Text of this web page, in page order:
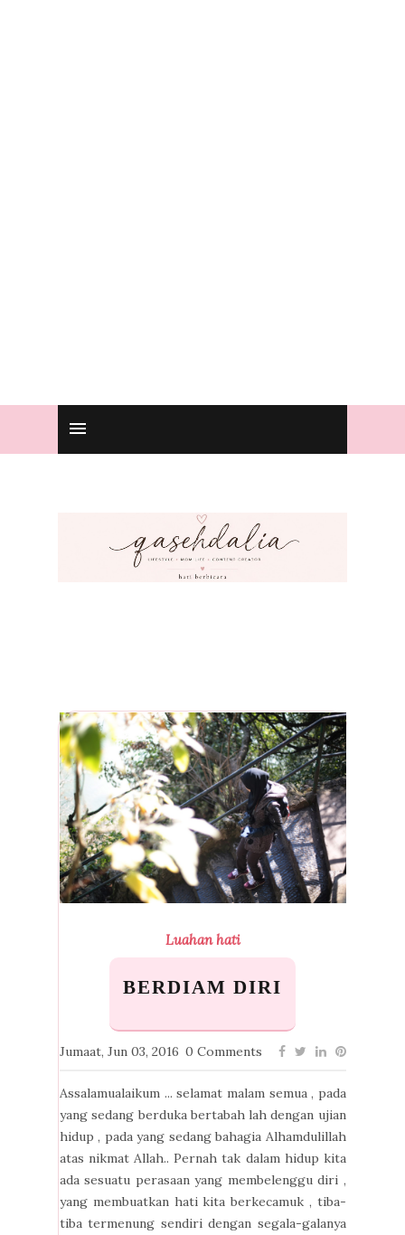
Luahan hati
BERDIAM DIRI
Jumaat, Jun 03, 2016 0 Comments
Assalamualaikum ... selamat malam semua , pada
yang sedang berduka bertabah lah dengan ujian
hidup , pada yang sedang bahagia Alhamdulillah
atas nikmat Allah.. Pernah tak dalam hidup kita
ada sesuatu perasaan yang membelenggu diri ,
yang membuatkan hati kita berkecamuk , tiba-
tiba termenung sendiri dengan segala-galanya